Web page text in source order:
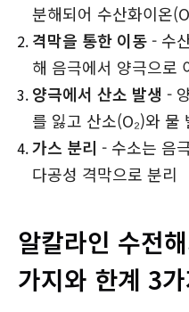
분해되어 수산화이온
격막을 통한 이동- 수
해 음극에서 양극으로
양극에서 산소 발생 -
를 잃고 산소(O₂)와 물
가스 분리 - 수소는 음
다공성 격막으로 분리
알칼라인 수전
가지와 한계 3